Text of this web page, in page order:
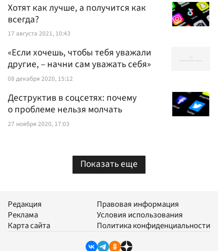
Хотят как лучше, а получится как
всегда?
17 августа 2021, 10:43
«Если хочешь, чтобы тебя уважали
другие, – начни сам уважать себя»
08 декабря 2020, 15:12
Деструктив в соцсетях: почему
о проблеме нельзя молчать
27 ноября 2020, 17:03
Показать еще
Редакция
Реклама
Карта сайта
Правовая информация
Условия использования
Политика конфиденциальности